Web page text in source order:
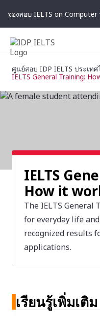
จองสอบ IELTS on
ศูนย์สอบ IDP IELTS ประเทศ
IELTS General Training:
IELTS
How it
The IELTS General
for everyday life
recognized results
applications.
เรียนรู้เพิ่มเติม